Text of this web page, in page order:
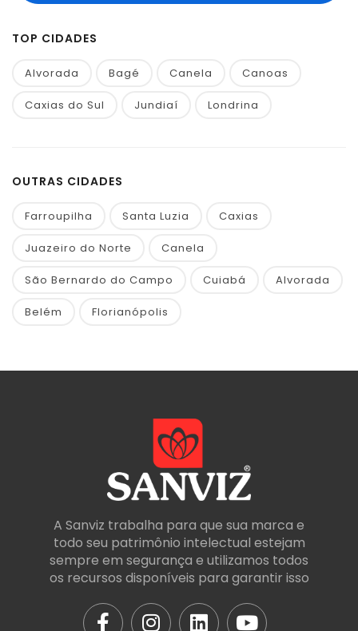
TOP CIDADES
Alvorada Bagé Canela Canoas
Caxias do Sul Jundiaí Londrina
OUTRAS CIDADES
Farroupilha Santa Luzia Caxias
Juazeiro do Norte Canela
São Bernardo do Campo Cuiabá Alvorada
Belém Florianópolis
A Sanviz trabalha para que sua marca e
todo seu patrimônio intelectual estejam
sempre em segurança e utilizamos todos
os recursos disponíveis para garantir isso